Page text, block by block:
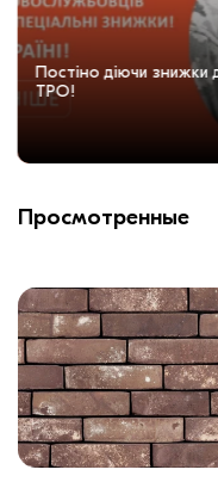
Постіно діючи знижки
ТРО!
Просмотренные